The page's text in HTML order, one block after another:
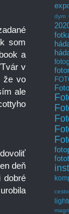
som
a
v
že vo
ale
deň
dobré
dym